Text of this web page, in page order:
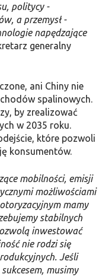
politycy -
a przemysł -
napędzające
generalny
ani Chiny nie
spalinowych.
by zrealizować
w 2035 roku.
które pozwoli
konsumentów.
mobilności, emisji
możliwościami
mamy
stabilnych
inwestować
nie rodzi się
Jeśli
musimy